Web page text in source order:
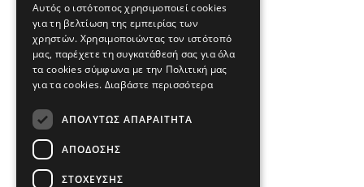
Αυτός ο ιστότοπος χρησιμοποιεί cookies
για τη βελτίωση της εμπειρίας των
χρηστών. Χρησιμοποιώντας τον ιστότοπό
μας, παρέχετε τη συγκατάθεσή σας για όλα
τα cookies σύμφωνα με την Πολιτική μας
για τα cookies. Διαβάστε περισσότερα
ΑΠΟΛΎΤΩΣ ΑΠΑΡΑΊΤΗΤΑ
ΑΠΌΔΟΣΗΣ
ΣΤΌΧΕΥΣΗΣ